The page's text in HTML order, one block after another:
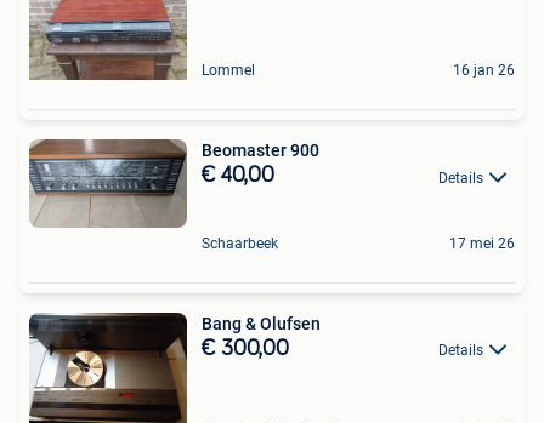
Lommel 16 jan 26
Beomaster 900
€ 40,00 Details
Schaarbeek 17 mei 26
Bang & Olufsen
€ 300,00 Details